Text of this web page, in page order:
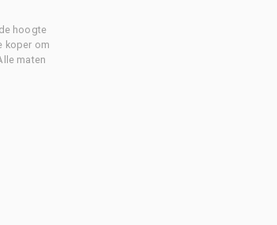
hoogte
koper om
maten